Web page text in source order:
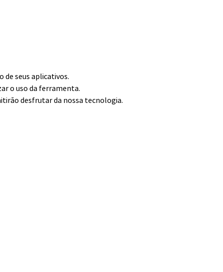
de seus aplicativos.
o uso da ferramenta.
desfrutar da nossa tecnologia.